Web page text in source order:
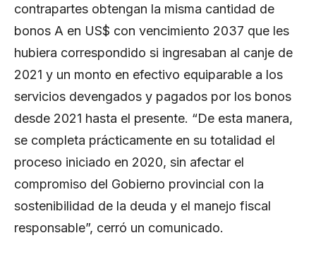
contrapartes obtengan la misma cantidad de
bonos A en US$ con vencimiento 2037 que les
hubiera correspondido si ingresaban al canje de
2021 y un monto en efectivo equiparable a los
servicios devengados y pagados por los bonos
desde 2021 hasta el presente. “De esta manera,
se completa prácticamente en su totalidad el
proceso iniciado en 2020, sin afectar el
compromiso del Gobierno provincial con la
sostenibilidad de la deuda y el manejo fiscal
responsable”, cerró un comunicado.